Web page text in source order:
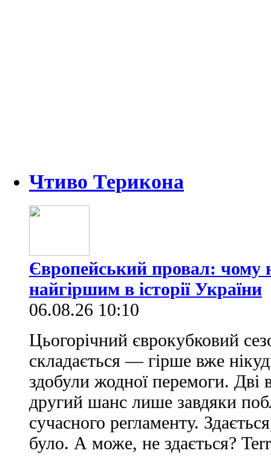
Чтиво Терикона
Європейський провал: чому
найгіршим в історії України
06.08.26 10:10
Цьогорічний єврокубковий
складається — гірше вже
здобули жодної перемоги.
другий шанс лише завдяки
сучасного регламенту.
було. А може, не здається?